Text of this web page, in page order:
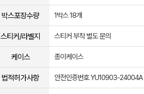
박스포장수량 1박스 18개
스티커/라벨지 스티커 부착 별도 문의
케이스 종이케이스
법적허가사항 안전인증번호 YU10903-24004A